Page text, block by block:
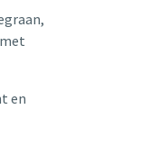
en